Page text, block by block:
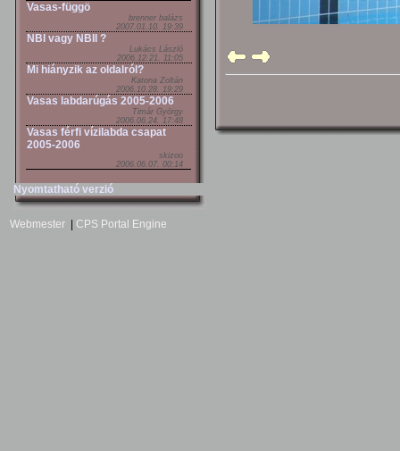
Vasas-függö
brenner balázs
2007.01.10. 19:39
NBI vagy NBII ?
Lukács László
2006.12.21. 11:05
Mi hiányzik az oldalról?
Katona Zoltán
2006.10.28. 19:29
Vasas labdarúgás 2005-2006
Timár György
2006.06.24. 17:48
Vasas férfi vízilabda csapat
2005-2006
skizoo
2006.06.07. 00:14
Nyomtatható verzió
Webmester CPS Portal Engine